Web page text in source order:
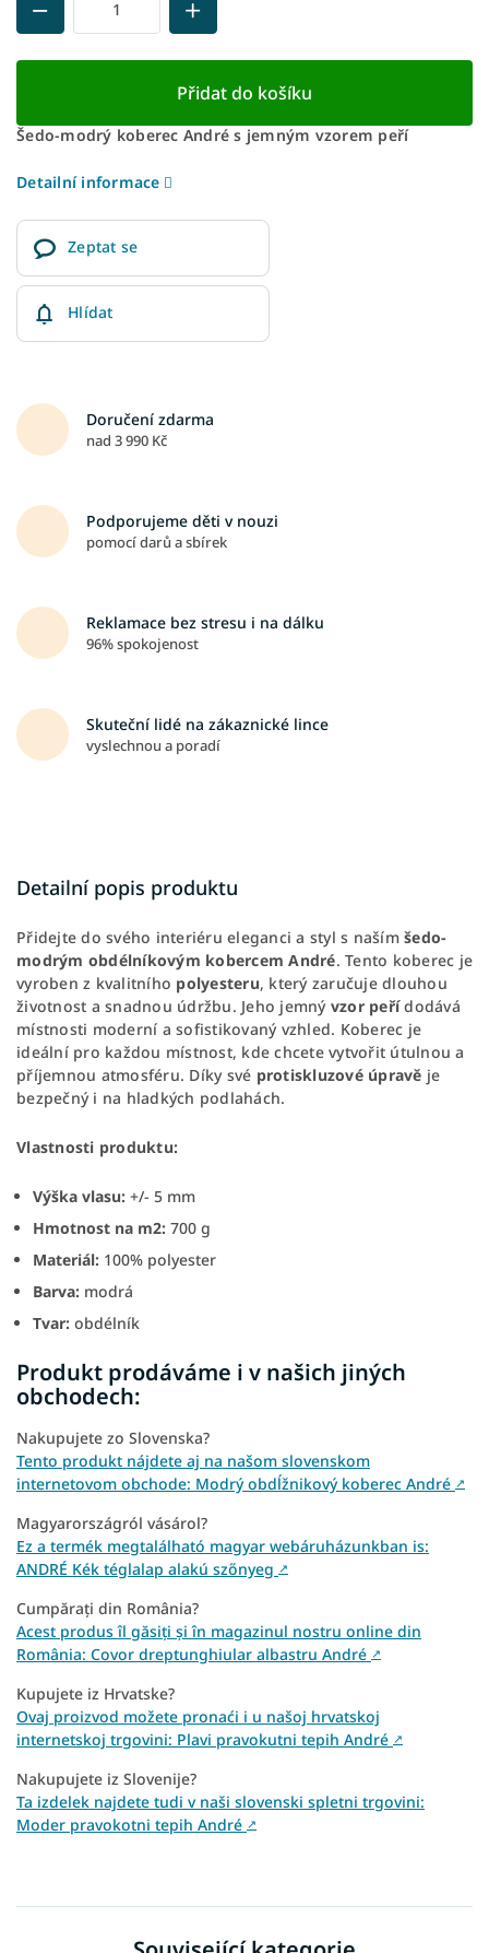
Přidat do košíku
Šedo-modrý koberec André s jemným vzorem peří
Detailní informace
Zeptat se
Hlídat
Doručení zdarma
nad 3 990 Kč
Podporujeme děti v nouzi
pomocí darů a sbírek
Reklamace bez stresu i na dálku
96% spokojenost
Skuteční lidé na zákaznické lince
vyslechnou a poradí
Detailní popis produktu
Přidejte do svého interiéru eleganci a styl s naším šedo-
modrým obdélníkovým kobercem André. Tento koberec je
vyroben z kvalitního polyesteru, který zaručuje dlouhou
životnost a snadnou údržbu. Jeho jemný vzor peřídodává
místnosti moderní a sofistikovaný vzhled. Koberec je
ideální pro každou místnost, kde chcete vytvořit útulnou a
příjemnou atmosféru. Díky své protiskluzové úpravě je
bezpečný i na hladkých podlahách.
Vlastnosti produktu:
Výška vlasu: +/- 5 mm
Hmotnost na m2: 700 g
Materiál: 100% polyester
Barva: modrá
Tvar: obdélník
Produkt prodáváme i v našich jiných
obchodech:
Nakupujete zo Slovenska?
Tento produkt nájdete aj na našom slovenskom
internetovom obchode: Modrý obdĺžnikový koberec André ↗
Magyarországról vásárol?
Ez a termék megtalálható magyar webáruházunkban is:
ANDRÉ Kék téglalap alakú szőnyeg ↗
Cumpărați din România?
Acest produs îl găsiți și în magazinul nostru online din
România: Covor dreptunghiular albastru André ↗
Kupujete iz Hrvatske?
Ovaj proizvod možete pronaći i u našoj hrvatskoj
internetskoj trgovini: Plavi pravokutni tepih André ↗
Nakupujete iz Slovenije?
Ta izdelek najdete tudi v naši slovenski spletni trgovini:
Moder pravokotni tepih André ↗